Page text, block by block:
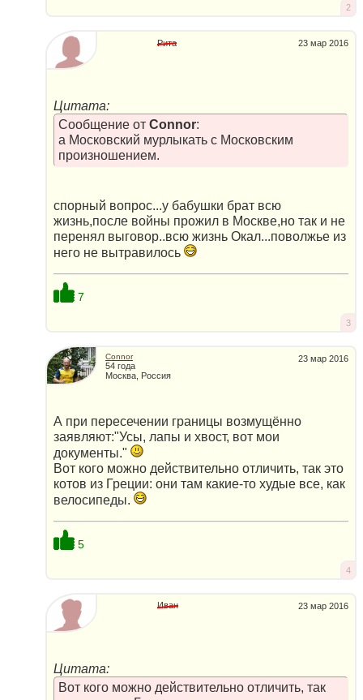
2
23 мар 2016
Рита
Цитата:
Сообщение от Connor:
а Московский мурлыкать с Московским
произношением.
спорный вопрос...у бабушки брат всю
жизнь,после войны прожил в Москве,но так и не
перенял выговор..всю жизнь Окал...поволжье из
него не вытравилось
7
3
23 мар 2016
Connor
54 года
Москва, Россия
А при пересечении границы возмущённо
заявляют:"Усы, лапы и хвост, вот мои
документы."
Вот кого можно действительно отличить, так это
котов из Греции: они там какие-то худые все, как
велосипеды.
5
4
23 мар 2016
Иван
Цитата:
Вот кого можно действительно отличить, так